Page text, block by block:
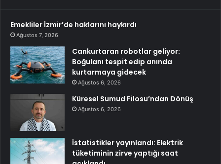
Emekliler İzmir’de haklarını haykırdı
Ağustos 7, 2026
Cankurtaran robotlar geliyor:
Boğulanı tespit edip anında
kurtarmaya gidecek
Ağustos 6, 2026
Küresel Sumud Filosu’ndan Dönüş
Ağustos 6, 2026
İstatistikler yayınlandı: Elektrik
tüketiminin zirve yaptığı saat